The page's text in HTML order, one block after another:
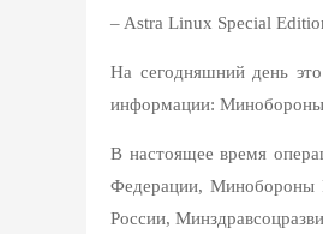
– Astra Linux Special
На сегодняшний день
информации:
В настоящее время
Федерации, Минобороны
России,